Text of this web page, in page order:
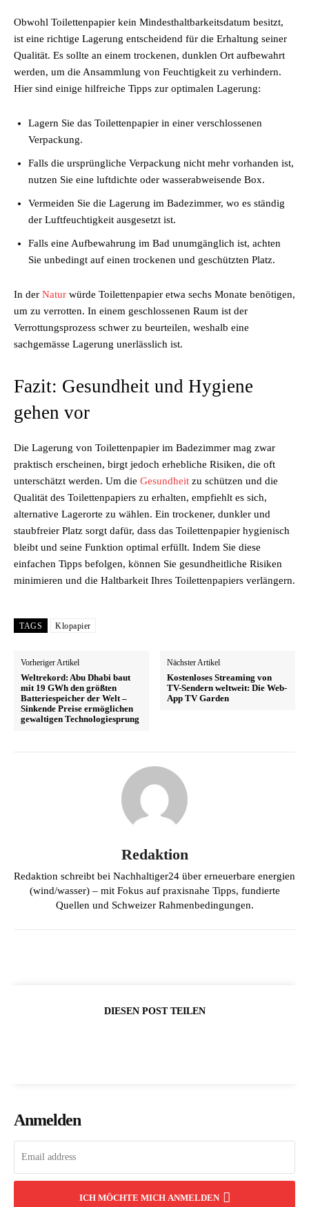
Obwohl Toilettenpapier kein Mindesthaltbarkeitsdatum besitzt,
ist eine richtige Lagerung entscheidend für die Erhaltung seiner
Qualität. Es sollte an einem trockenen, dunklen Ort aufbewahrt
werden, um die Ansammlung von Feuchtigkeit zu verhindern.
Hier sind einige hilfreiche Tipps zur optimalen Lagerung:
Lagern Sie das Toilettenpapier in einer verschlossenen
Verpackung.
Falls die ursprüngliche Verpackung nicht mehr vorhanden ist,
nutzen Sie eine luftdichte oder wasserabweisende Box.
Vermeiden Sie die Lagerung im Badezimmer, wo es ständig
der Luftfeuchtigkeit ausgesetzt ist.
Falls eine Aufbewahrung im Bad unumgänglich ist, achten
Sie unbedingt auf einen trockenen und geschützten Platz.
In der Natur würde Toilettenpapier etwa sechs Monate benötigen,
um zu verrotten. In einem geschlossenen Raum ist der
Verrottungsprozess schwer zu beurteilen, weshalb eine
sachgemässe Lagerung unerlässlich ist.
Fazit: Gesundheit und Hygiene
gehen vor
Die Lagerung von Toilettenpapier im Badezimmer mag zwar
praktisch erscheinen, birgt jedoch erhebliche Risiken, die oft
unterschätzt werden. Um die Gesundheit zu schützen und die
Qualität des Toilettenpapiers zu erhalten, empfiehlt es sich,
alternative Lagerorte zu wählen. Ein trockener, dunkler und
staubfreier Platz sorgt dafür, dass das Toilettenpapier hygienisch
bleibt und seine Funktion optimal erfüllt. Indem Sie diese
einfachen Tipps befolgen, können Sie gesundheitliche Risiken
minimieren und die Haltbarkeit Ihres Toilettenpapiers verlängern.
TAGS Klopapier
Vorheriger Artikel
Weltrekord: Abu Dhabi baut
mit 19 GWh den größten
Batteriespeicher der Welt –
Sinkende Preise ermöglichen
gewaltigen Technologiesprung
Nächster Artikel
Kostenloses Streaming von
TV-Sendern weltweit: Die Web-
App TV Garden
Redaktion
Redaktion schreibt bei Nachhaltiger24 über erneuerbare energien
(wind/wasser) – mit Fokus auf praxisnahe Tipps, fundierte
Quellen und Schweizer Rahmenbedingungen.
DIESEN POST TEILEN
Anmelden
ICH MÖCHTE MICH ANMELDEN